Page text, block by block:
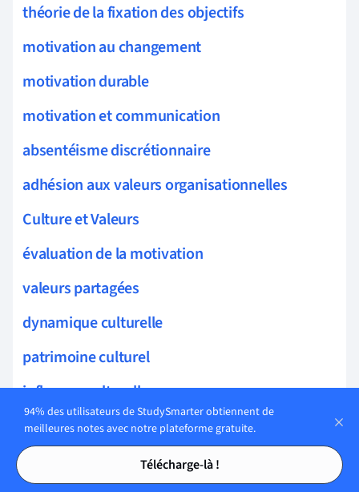
Tables des matières
Tables des matières
théorie de la fixation des objectifs
motivation au changement
motivation durable
motivation et communication
absentéisme discrétionnaire
adhésion aux valeurs organisationnelles
Culture et Valeurs
évaluation de la motivation
valeurs partagées
dynamique culturelle
patrimoine culturel
influence culturelle
culture et communication
systèmes de valeurs
94% des utilisateurs de StudySmarter obtiennent de
meilleures notes avec notre plateforme gratuite.
Télécharge-là !